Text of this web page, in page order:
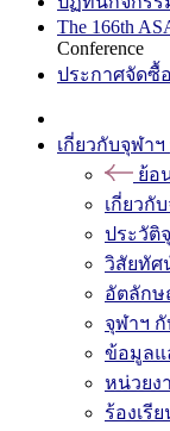
The 166th
Conference
ประกาศจัดซื้
เกี่ยวกับจุฬาฯ
ย้อ
เกี่ยวกั
ประวัติ
วิสัยทัศ
อัตลัก
จุฬาฯ
ข้อมูลแ
หน่วยง
ร้องเรี